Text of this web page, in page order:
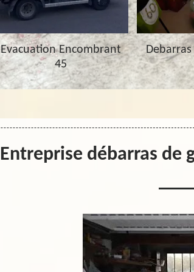
Evacuation Encombrant
45
Entreprise débarras de